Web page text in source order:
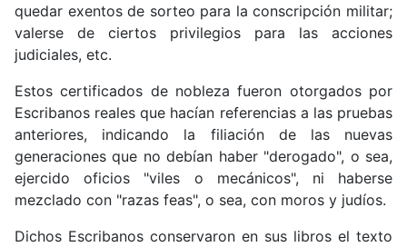
quedar exentos de sorteo para la conscripción militar;
valerse de ciertos privilegios para las acciones
judiciales, etc.
Estos certificados de nobleza fueron otorgados por
Escribanos reales que hacían referencias a las pruebas
anteriores, indicando la filiación de las nuevas
generaciones que no debían haber "derogado", o sea,
ejercido oficios "viles o mecánicos", ni haberse
mezclado con "razas feas", o sea, con moros y judíos.
Dichos Escribanos conservaron en sus libros el texto